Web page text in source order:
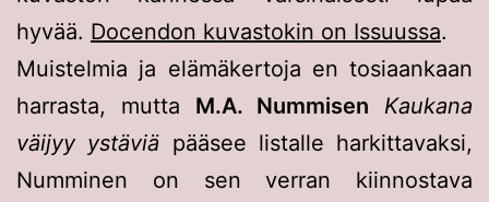
hyvää. Docendon kuvastokin on Issuussa.
Muistelmia ja elämäkertoja en tosiaankaan
harrasta, mutta M.A. Nummisen
Kaukana
väijyy ystäviä pääsee listalle harkittavaksi,
Numminen on sen verran kiinnostava